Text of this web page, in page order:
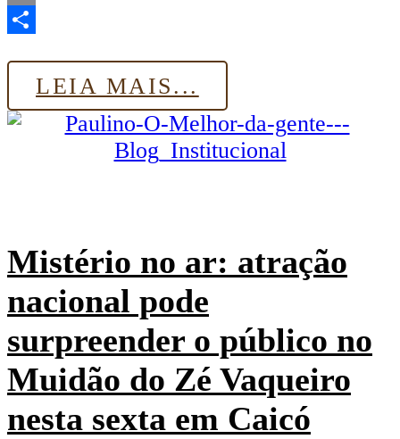
Email
LEIA MAIS...
Mistério no ar: atração
nacional pode
surpreender o público no
Muidão do Zé Vaqueiro
nesta sexta em Caicó